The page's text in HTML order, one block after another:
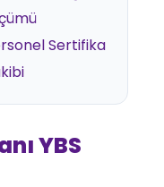
Sertifika
YBS